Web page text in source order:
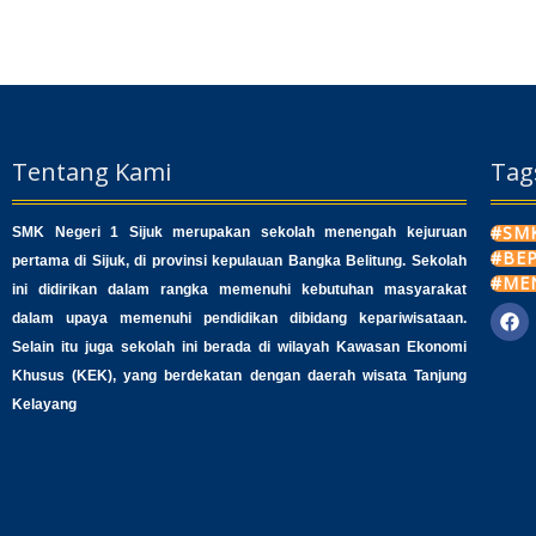
Tentang Kami
SMK Negeri 1 Sijuk merupakan sekolah menengah kejuruan
pertama di Sijuk, di provinsi kepulauan Bangka Belitung. Sekolah
ini didirikan dalam rangka memenuhi kebutuhan masyarakat
dalam upaya memenuhi pendidikan dibidang kepariwisataan.
Selain itu juga sekolah ini berada di wilayah Kawasan Ekonomi
Khusus (KEK), yang berdekatan dengan daerah wisata Tanjung
Kelayang
F
a